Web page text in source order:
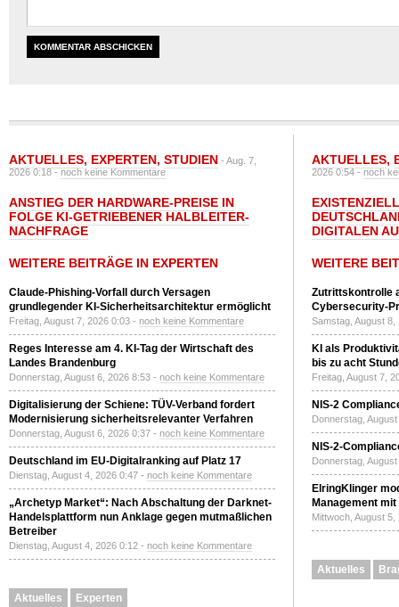
AKTUELLES, EXPERTEN, STUDIEN - Aug. 7,
2026 0:18 -noch keine Kommentare
ANSTIEG DER HARDWARE-PREISE IN
FOLGE KI-GETRIEBENER HALBLEITER-
NACHFRAGE
WEITERE BEITRÄGE IN EXPERTEN
Claude-Phishing-Vorfall durch Versagen
grundlegender KI-Sicherheitsarchitektur ermöglicht
Freitag, August 7, 2026 0:03 - noch keine Kommentare
Reges Interesse am 4. KI-Tag der Wirtschaft des
Landes Brandenburg
Donnerstag, August 6, 2026 8:53 - noch keine Kommentare
Digitalisierung der Schiene: TÜV-Verband fordert
Modernisierung sicherheitsrelevanter Verfahren
Donnerstag, August 6, 2026 0:37 - noch keine Kommentare
Deutschland im EU-Digitalranking auf Platz 17
Dienstag, August 4, 2026 0:47 - noch keine Kommentare
„Archetyp Market“: Nach Abschaltung der Darknet-
Handelsplattform nun Anklage gegen mutmaßlichen
Betreiber
Dienstag, August 4, 2026 0:12 - noch keine Kommentare
Aktuelles Experten
AKTUELLES,
2026 0:54 -noch
DIGITALEN
WEITERE
Zutrittskontrolle
Cybersecurity-
Samstag, August
KI als
bis zu acht
Freitag, August 7,
NIS-2
Donnerstag,
NIS-2-
Donnerstag,
ElringKlinger
Management
Mittwoch, August
Aktuelles